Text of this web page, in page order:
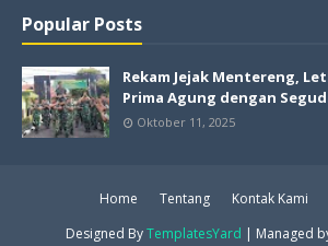
Popular Posts
Rekam Jejak Mentereng,
Prima Agung dengan
Oktober 11, 2025
Home Tentang Kontak Kami
Designed ByTemplatesYard | Managed